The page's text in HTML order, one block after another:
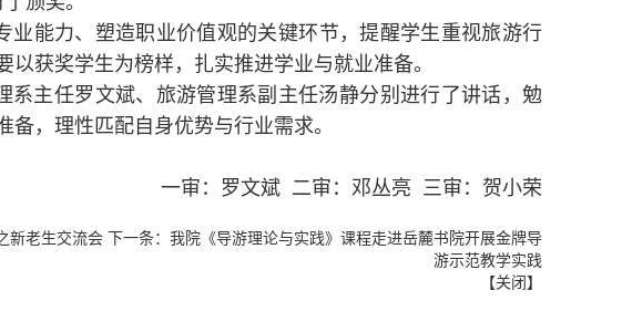
业能力、塑造职业价值观的关键环节，提醒学生重视旅游行
获奖学生为榜样，扎实推进学业与就业准备。
系主任罗文斌、旅游管理系副主任汤静分别进行了讲话，勉
，理性匹配自身优势与行业需求。
一审：罗文斌 二审：邓丛亮 三审：贺小荣
新老生交流会 下一条： 我院《导游理论与实践》课程走进岳麓书院开展金牌导
游示范教学实践
【关闭】